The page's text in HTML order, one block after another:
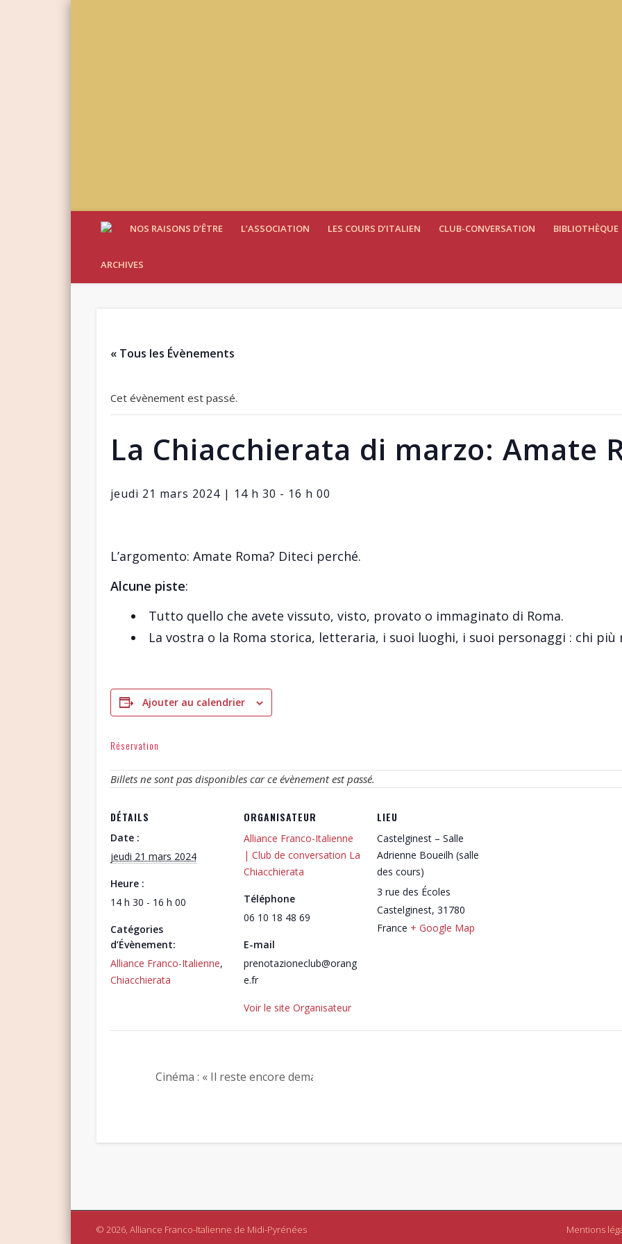
NOS RAISONS D’ÊTRE L’ASSOCIATION LES COURS D’ITALIEN CLUB-CONVERSATION BIBLIOTHÈQUE
ARCHIVES
« Tous les Évènements
Cet évènement est passé.
La Chiacchierata di marzo: Amate
jeudi 21 mars 2024 | 14 h 30 - 16 h 00
L’argomento: Amate Roma? Diteci perché.
Alcune piste:
Tutto quello che avete vissuto, visto, provato o immaginato di Roma.
La vostra o la Roma storica, letteraria, i suoi luoghi, i suoi personaggi : chi più
Ajouter au calendrier
DÉTAILS
Date :
jeudi 21 mars 2024
Heure :
14 h 30 - 16 h 00
Catégories
d’Évènement:
Alliance Franco-Italienne,
Chiacchierata
ORGANISATEUR
Alliance Franco-Italienne
| Club de conversation La
Chiacchierata
Téléphone
06 10 18 48 69
E-mail
prenotazioneclub@orang
e.fr
Voir le site Organisateur
LIEU
Castelginest – Salle
Adrienne Boueilh (salle
des cours)
3 rue des Écoles
Castelginest, 31780
France + Google Map
Réservation
Billets ne sont pas disponibles car ce évènement est passé.
Cinéma : « Il reste encore demain »
© 2026, Alliance Franco-Italienne de Midi-Pyrénées Mentions